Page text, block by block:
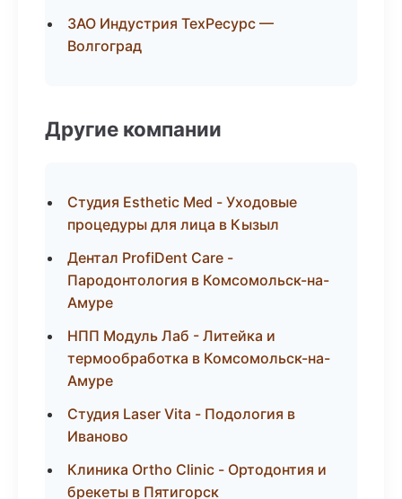
ЗАО Индустрия ТехРесурс —
Волгоград
Другие компании
Студия Esthetic Med - Уходовые
процедуры для лица в Кызыл
Дентал ProfiDent Care -
Пародонтология в Комсомольск-на-
Амуре
НПП Модуль Лаб - Литейка и
термообработка в Комсомольск-на-
Амуре
Студия Laser Vita - Подология в
Иваново
Клиника Ortho Clinic - Ортодонтия и
брекеты в Пятигорск